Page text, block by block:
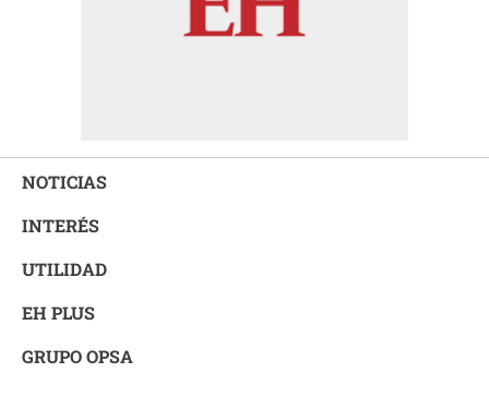
NOTICIAS
INTERÉS
UTILIDAD
EH PLUS
GRUPO OPSA